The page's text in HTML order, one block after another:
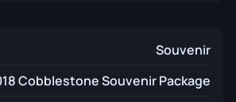
Souvenir
Cobblestone Souvenir Package